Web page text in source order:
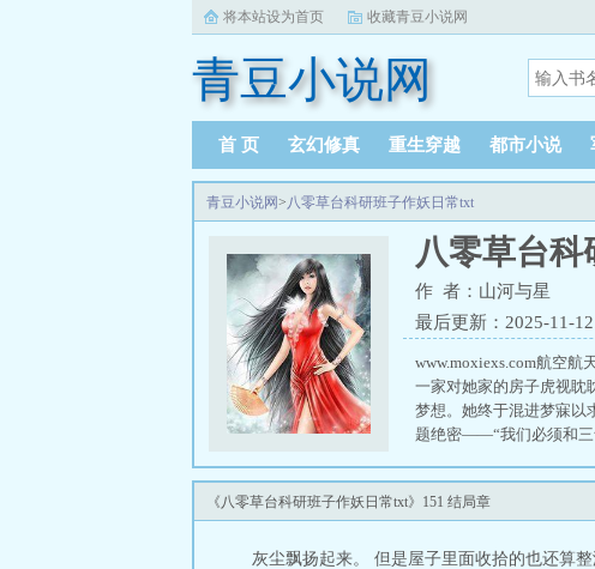
将本站设为首页 收藏青豆小说网
青豆小说网
首 页 玄幻修真 重生穿越 都市小说
青豆小说网>八零草台科研班子作妖日常txt
八零草台
作 者：山河与星
最后更新：2025-11-
www.moxiexs.com航空
一家对她家的房子虎视眈
梦想。她终于混进梦寐
题绝密——“我们必须和三
承等等都有研究。连洁，
连洁请市长吃饭，饭吃
们走。为了保住房子，云
《八零草台科研班子作妖日常txt》151 结局章
灰尘飘扬起来。 但是屋子里面收拾的也还算